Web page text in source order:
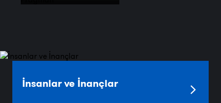
İnsanlar ve İnançlar